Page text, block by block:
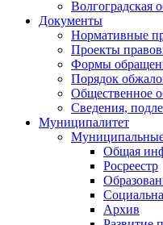
Волгоградская
Документы
Нормативные
Проекты
Формы
Порядок
Общественное
Сведения,
Муниципалитет
Общая
Росреестр
Архив